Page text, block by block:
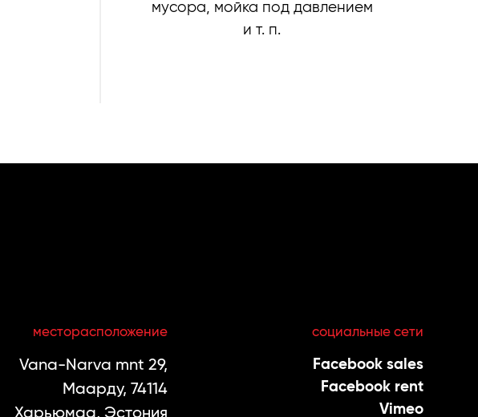
мусора, мойка под давлением
и т. п.
месторасположение
Vana-Narva mnt 29,
Маарду, 74114
Харьюмаа, Эстония
социальные сети
Facebook sales
Facebook rent
Vimeo